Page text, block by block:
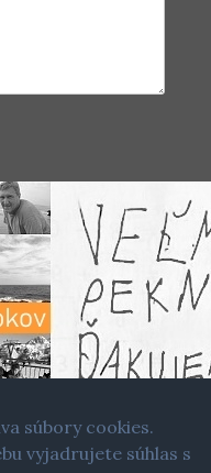
súbory cookies.
vyjadrujete súhlas s